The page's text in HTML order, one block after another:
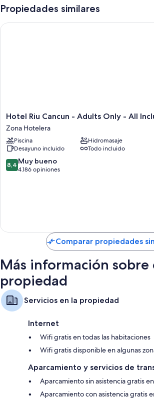
Propiedades similares
Hotel
Riu
Cancun
-
Adults
Only
-
Hotel Riu Cancun - Adults Only - All
Zona Hotelera
Piscina
Hidromasaje
Desayuno incluido
Todo incluido
8.4
de
8,4 Muy bueno
4.186 opiniones
Hotel Riu Cancun - Adults Only - All
Comparar propiedades
Más información sobre
propiedad
Servicios en la propiedad
Internet
Wifi gratis en todas las habitaciones
Wifi gratis disponible en algunas
Aparcamiento y servicios de
Aparcamiento sin asistencia gratis
Aparcamiento con asistencia gratis